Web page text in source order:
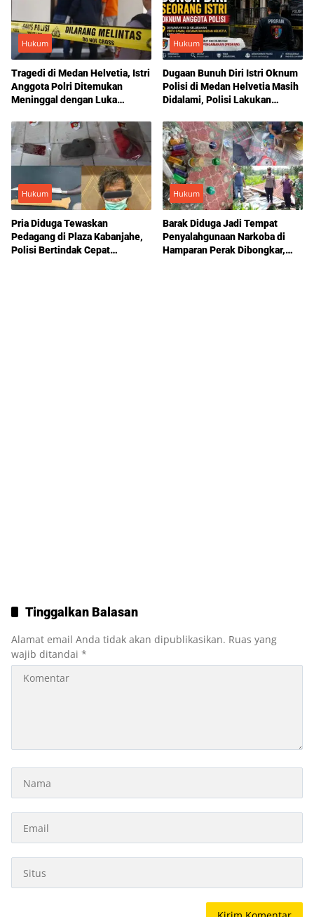
Hukum
Tragedi di Medan Helvetia, Istri
Anggota Polri Ditemukan
Meninggal dengan Luka
Hukum
Dugaan Bunuh Diri Istri Oknum
Polisi di Medan Helvetia Masih
Didalami, Polisi Lakukan
Hukum
Pria Diduga Tewaskan
Pedagang di Plaza Kabanjahe,
Polisi Bertindak Cepat
Hukum
Barak Diduga Jadi Tempat
Penyalahgunaan Narkoba di
Hamparan Perak Dibongkar,
Tinggalkan Balasan
Alamat email Anda tidak akan dipublikasikan. Ruas yang
wajib ditandai *